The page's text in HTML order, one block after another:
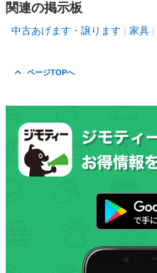
関連の掲示板
中古あげます・譲ります 家具
ページTOPへ